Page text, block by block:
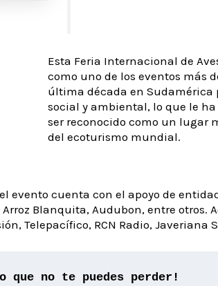
Esta Feria Internacional de
como uno de los eventos más
última década en Sudamérica
social y ambiental, lo que le
ser reconocido como un lugar
del ecoturismo mundial.
evento cuenta con el apoyo de
Blanquita, Audubon, entre otros.
Telepacífico, RCN Radio, Javeriana
que no te puedes perder!